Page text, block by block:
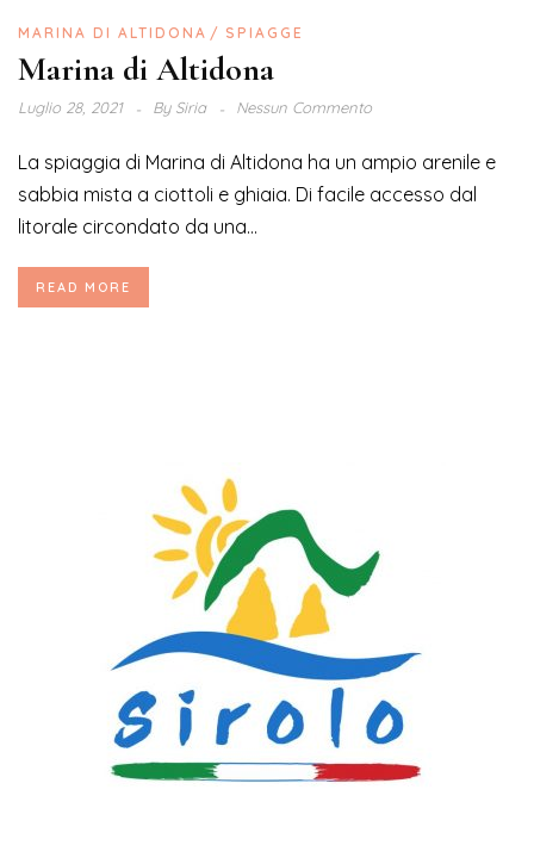
MARINA DI ALTIDONA SPIAGGE
Marina di Altidona
Luglio 28, 2021 BySiria Nessun Commento
La spiaggia di Marina di Altidona ha un ampio arenile e
sabbia mista a ciottoli e ghiaia. Di facile accesso dal
litorale circondato da una...
READ MORE